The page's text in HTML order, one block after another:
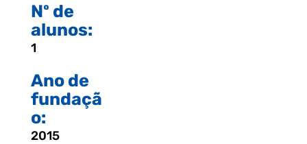
Nº de
alunos:
1
Ano de
fundaçã
o:
2015